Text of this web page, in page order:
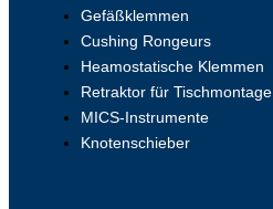
Gefäßklemmen
Cushing Rongeurs
Heamostatische Klemmen
Retraktor für Tischmontage
MICS-Instrumente
Knotenschieber